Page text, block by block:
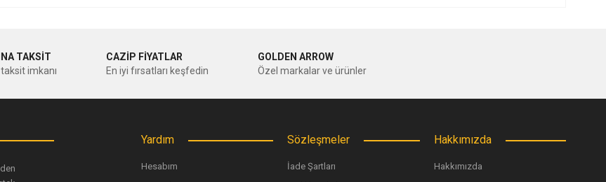
Yorum Yaz
TAKSİT
imkanı
CAZİP FİYATLAR
En iyi fırsatları keşfedin
GOLDEN ARROW
Özel markalar ve ürünler
Yardım
Hesabım
Sözleşmeler
İade Şartları
Hakkımızda
Hakkımızda